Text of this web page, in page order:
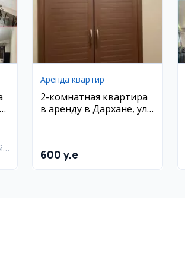
Аренда квартир
2-комнатная квартира
в аренду в Дархане, ул.
600 y.e